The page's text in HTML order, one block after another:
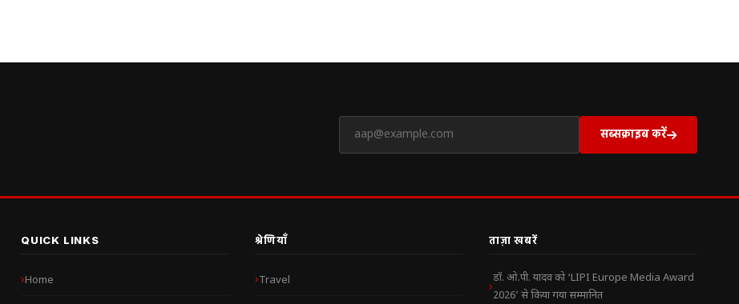
सब्सक्राइब करें
QUICK LINKS
Home
श्रेणियाँ
Travel
ताज़ा खबरें
डॉ. ओ.पी. यादव को ‘LIPI Europe Media Award
2026’ से किया गया सम्मानित